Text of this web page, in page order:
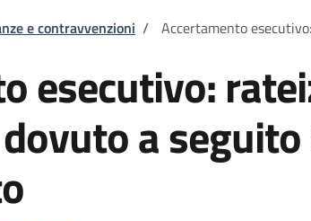
e contravvenzioni / Accertamento
esecutivo:
a